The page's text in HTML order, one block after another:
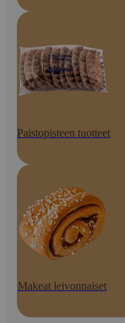
Paistopisteen tuotteet
Makeat leivonnaiset